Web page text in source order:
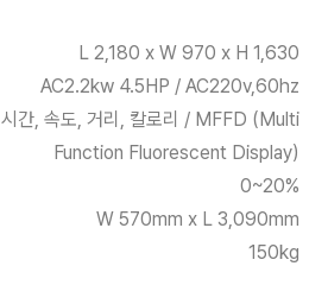
L 2,180 x W 970 x H 1,630
AC2.2kw 4.5HP / AC220v,60hz
시간, 속도, 거리, 칼로리 / MFFD (Multi
Function Fluorescent Display)
0~20%
W 570mm x L 3,090mm
150kg